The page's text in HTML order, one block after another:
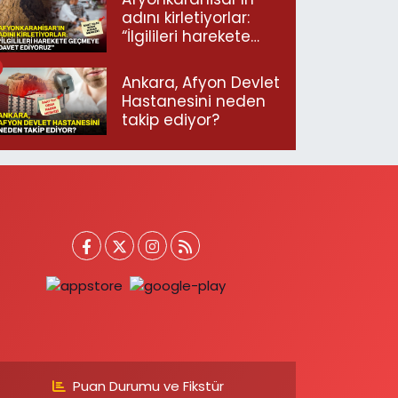
adını kirletiyorlar:
“İlgilileri harekete
ediyoruz”
Ankara, Afyon Devlet
Hastanesini neden
takip ediyor?
Puan Durumu ve Fikstür